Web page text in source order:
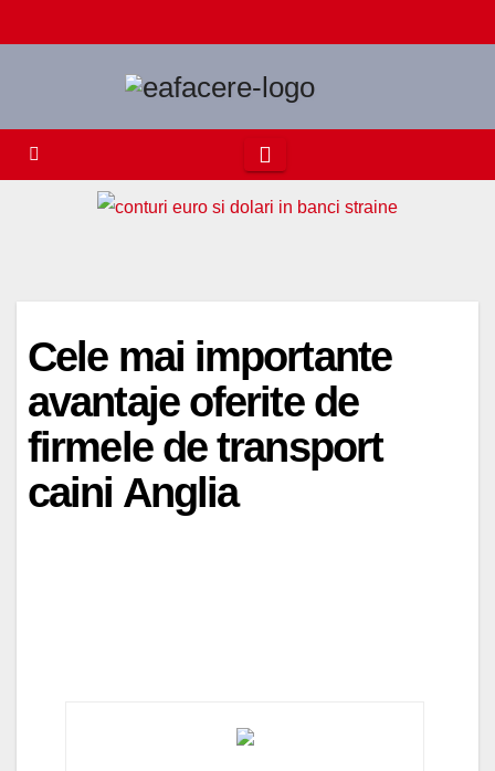
to
Cele mai importante
avantaje oferite de
firmele de transport
caini Anglia